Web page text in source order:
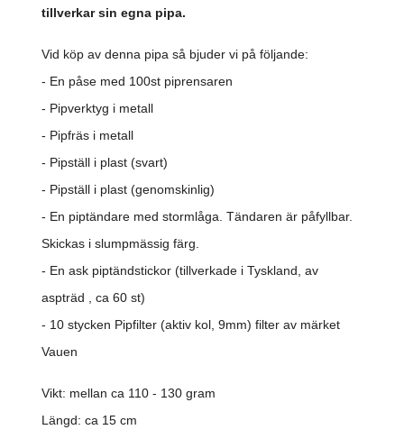
tillverkar sin egna pipa.
Vid köp av denna pipa så bjuder vi på följande:
- En påse med 100st piprensaren
- Pipverktyg i metall
- Pipfräs i metall
- Pipställ i plast (svart)
- Pipställ i plast (genomskinlig)
- En piptändare med stormlåga. Tändaren är påfyllbar.
Skickas i slumpmässig färg.
- En ask piptändstickor (tillverkade i Tyskland, av
aspträd , ca 60 st)
- 10 stycken Pipfilter (aktiv kol, 9mm) filter av märket
Vauen
Vikt: mellan ca 110 - 130 gram
Längd: ca 15 cm